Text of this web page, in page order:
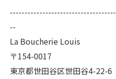
--
La Boucherie Louis
〒154-0017
東京都世田谷区世田谷4-22-6